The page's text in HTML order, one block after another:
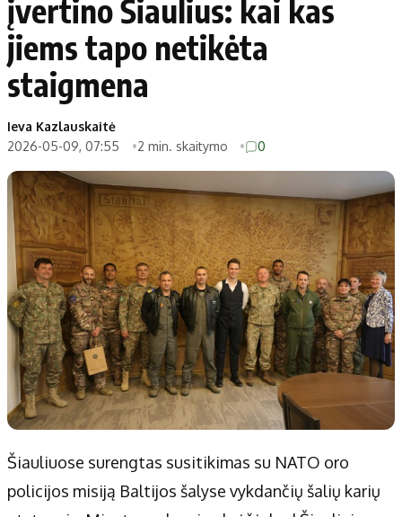
įvertino Šiaulius: kai kas
jiems tapo netikėta
staigmena
Ieva Kazlauskaitė
2026-05-09, 07:55
2 min. skaitymo 0
Šiauliuose surengtas susitikimas su NATO oro
policijos misiją Baltijos šalyse vykdančių šalių karių